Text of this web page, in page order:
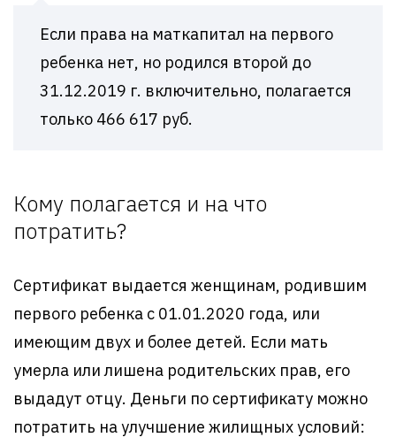
Если права на маткапитал на первого
ребенка нет, но родился второй до
31.12.2019 г. включительно, полагается
только 466 617 руб.
Кому полагается и на что
потратить?
Сертификат выдается женщинам, родившим
первого ребенка с 01.01.2020 года, или
имеющим двух и более детей. Если мать
умерла или лишена родительских прав, его
выдадут отцу. Деньги по сертификату можно
потратить на улучшение жилищных условий: